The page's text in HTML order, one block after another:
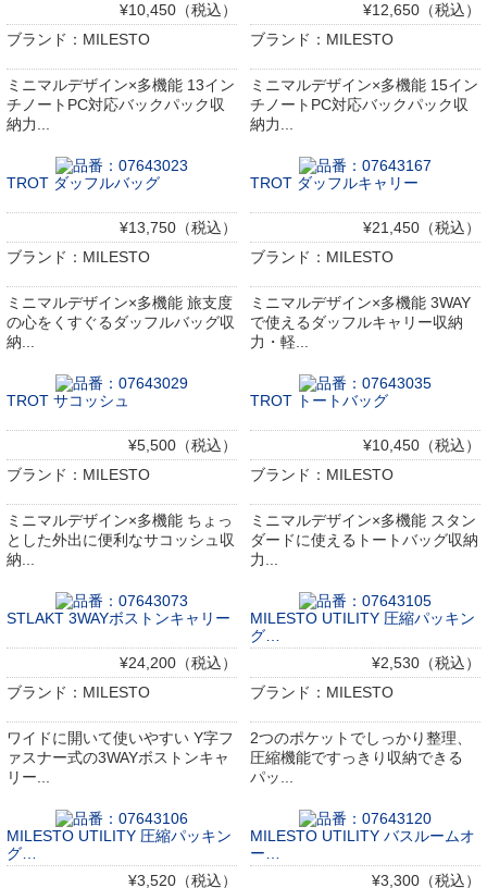
¥10,450（税込）
ブランド：MILESTO
ミニマルデザイン×多機能 13イン
チノートPC対応バックパック収
納力...
¥12,650（税込）
ブランド：MILESTO
ミニマルデザイン×多機能 15イン
チノートPC対応バックパック収
納力...
TROT ダッフルバッグ
¥13,750（税込）
ブランド：MILESTO
ミニマルデザイン×多機能 旅支度
の心をくすぐるダッフルバッグ収
納...
TROT ダッフルキャリー
¥21,450（税込）
ブランド：MILESTO
ミニマルデザイン×多機能 3WAY
で使えるダッフルキャリー収納
力・軽...
TROT サコッシュ
¥5,500（税込）
ブランド：MILESTO
ミニマルデザイン×多機能 ちょっ
とした外出に便利なサコッシュ収
納...
TROT トートバッグ
¥10,450（税込）
ブランド：MILESTO
ミニマルデザイン×多機能 スタン
ダードに使えるトートバッグ収納
力...
STLAKT 3WAYボストンキャリー
¥24,200（税込）
ブランド：MILESTO
ワイドに開いて使いやすい Y字フ
ァスナー式の3WAYボストンキャ
リー...
MILESTO UTILITY 圧縮パッキン
グ…
¥2,530（税込）
ブランド：MILESTO
2つのポケットでしっかり整理、
圧縮機能ですっきり収納できる
パッ...
MILESTO UTILITY 圧縮パッキン
グ…
¥3,520（税込）
MILESTO UTILITY バスルームオ
ー…
¥3,300（税込）